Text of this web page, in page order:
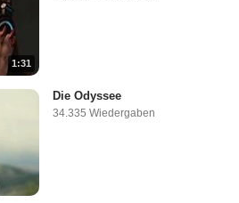
1:31
Die Odyssee
34.335 Wiedergaben